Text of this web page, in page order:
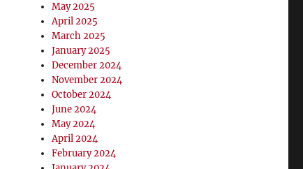
May 2025
April 2025
March 2025
January 2025
December 2024
November 2024
October 2024
June 2024
May 2024
April 2024
February 2024